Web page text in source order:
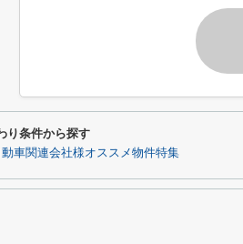
り条件から探す
動車関連会社様オススメ物件特集